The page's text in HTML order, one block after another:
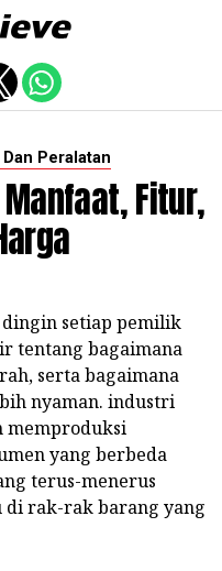
Dan Peralatan
Fitur,
setiap pemilik
tentang bagaimana
serta bagaimana
nyaman. industri
memproduksi
yang berbeda
terus-menerus
rak-rak barang yang